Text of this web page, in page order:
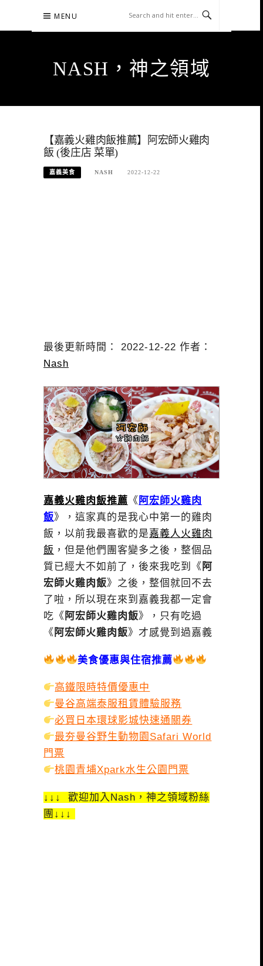
content
MENU
NASH，神之領域
【嘉義火雞肉飯推薦】阿宏師火雞肉
飯 (後庄店 菜單)
嘉義美食 NASH 2022-12-22
最後更新時間： 2022-12-22 作者：
Nash
嘉義火雞肉飯推薦 《 阿宏師火雞肉
飯》，這家真的是我心中第一的雞肉
飯，以前我最喜歡的是嘉義人火雞肉
飯 ，但是他們團客變多之後，整個品
質已經大不如前了，後來我吃到《 阿
宏師火雞肉飯》之後，整個就回不去
了啦，所以現在來到嘉義我都一定會
吃《 阿宏師火雞肉飯》，只有吃過
《 阿宏師火雞肉飯》才感覺到過嘉義
美食優惠與住宿推薦
高鐵限時特價優惠中
曼谷高端泰服租賃體驗服務
必買日本環球影城快速通關券
最夯曼谷野生動物園Safari World
門票
桃園青埔Xpark水生公園門票
↓↓↓ 歡迎加入Nash，神之領域粉絲
團↓↓↓